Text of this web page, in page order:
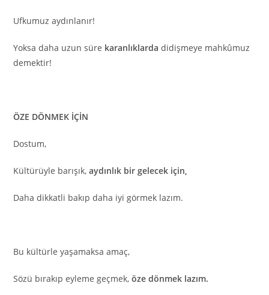
Ufkumuz aydınlanır!
Yoksa daha uzun süre karanlıklardadidişmeye mahkûmuz
demektir!
ÖZE DÖNMEK İÇİN
Dostum,
Kültürüyle barışık,aydınlık bir gelecek için,
Daha dikkatli bakıp daha iyi görmek lazım.
Bu kültürle yaşamaksa amaç,
Sözü bırakıp eyleme geçmek,öze dönmek lazım.